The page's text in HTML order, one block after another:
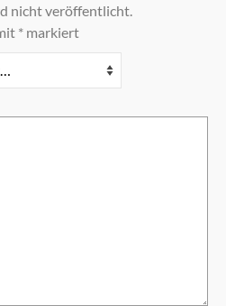
nicht veröffentlicht.
* markiert